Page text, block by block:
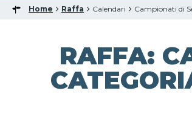
Home Raffa Calendari Campionati di
RAFFA: